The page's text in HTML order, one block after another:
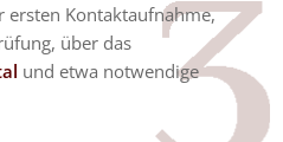
ersten Kontaktaufnahme,
über das
und etwa notwendige